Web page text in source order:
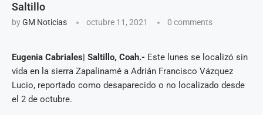
Saltillo
byGM Noticias octubre 11, 2021 0 comments
Eugenia Cabriales| Saltillo, Coah.- Este lunes se localizó sin
vida en la sierra Zapalinamé a Adrián Francisco Vázquez
Lucio, reportado como desaparecido o no localizado desde
el 2 de octubre.